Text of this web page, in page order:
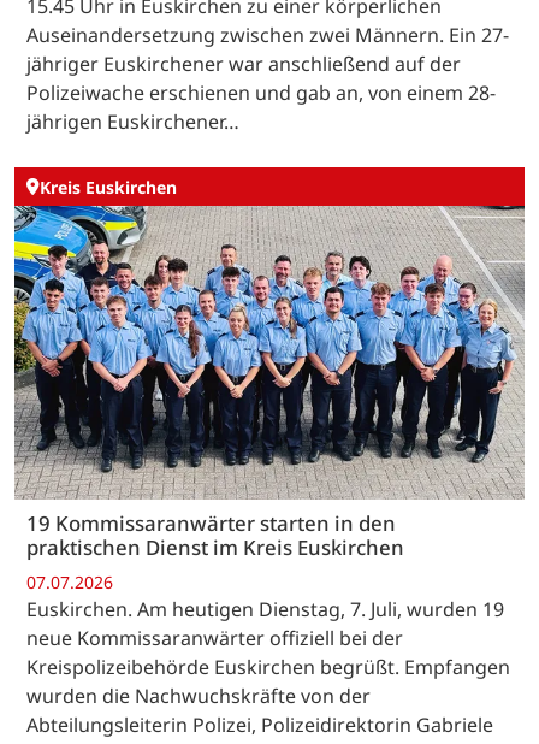
15.45 Uhr in Euskirchen zu einer körperlichen
Auseinandersetzung zwischen zwei Männern. Ein 27-
jähriger Euskirchener war anschließend auf der
Polizeiwache erschienen und gab an, von einem 28-
jährigen Euskirchener…
Kreis Euskirchen
19 Kommissaranwärter starten in den
praktischen Dienst im Kreis Euskirchen
07.07.2026
Euskirchen. Am heutigen Dienstag, 7. Juli, wurden 19
neue Kommissaranwärter offiziell bei der
Kreispolizeibehörde Euskirchen begrüßt. Empfangen
wurden die Nachwuchskräfte von der
Abteilungsleiterin Polizei, Polizeidirektorin Gabriele